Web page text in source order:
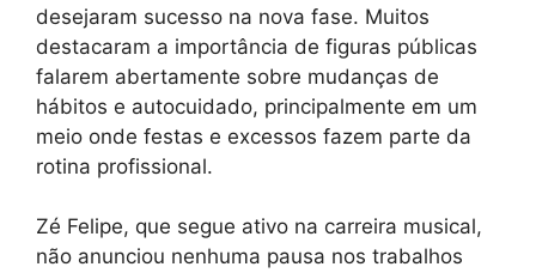
desejaram sucesso na nova fase. Muitos
destacaram a importância de figuras públicas
falarem abertamente sobre mudanças de
hábitos e autocuidado, principalmente em um
meio onde festas e excessos fazem parte da
rotina profissional.
Zé Felipe, que segue ativo na carreira musical,
não anunciou nenhuma pausa nos trabalhos